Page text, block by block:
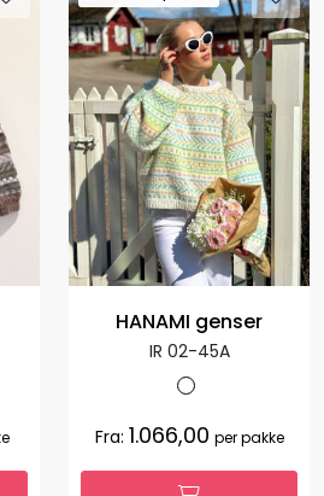
HANAMI genser
IR 02-45A
Fra: 1.066,00 per pakke